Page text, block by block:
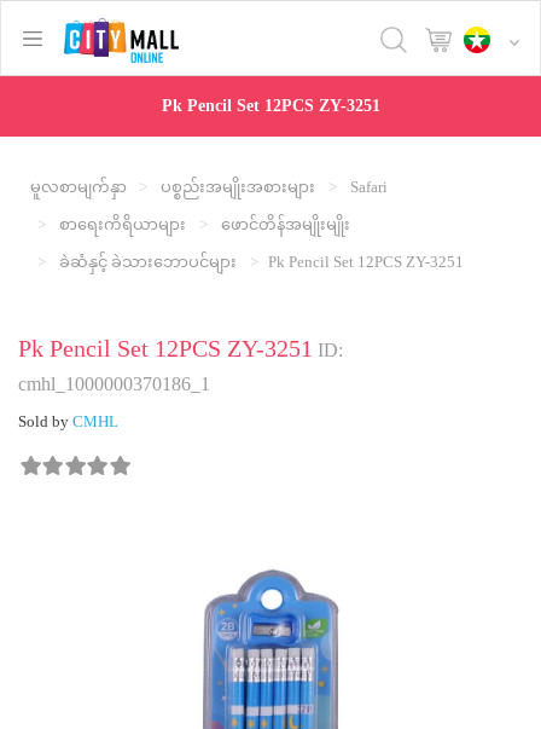
text.skipToContent
text.skipToNavigation
Pk Pencil Set 12PCS ZY-3251
မူလစာမျက်နှာ ပစ္စည်းအမျိုးအစားများ
Safari
စာရေးကိရိယာများ
ဖောင်တိန်အမျိုးမျိုး
ခဲဆံနှင့် ခဲသားဘောပင်များ
Pk Pencil Set 12PCS ZY-3251
Pk Pencil Set 12PCS ZY-3251ID:
cmhl_1000000370186_1
Sold byCMHL